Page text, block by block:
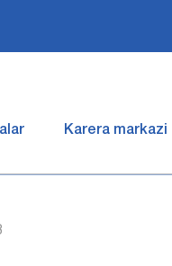
Karera markazi